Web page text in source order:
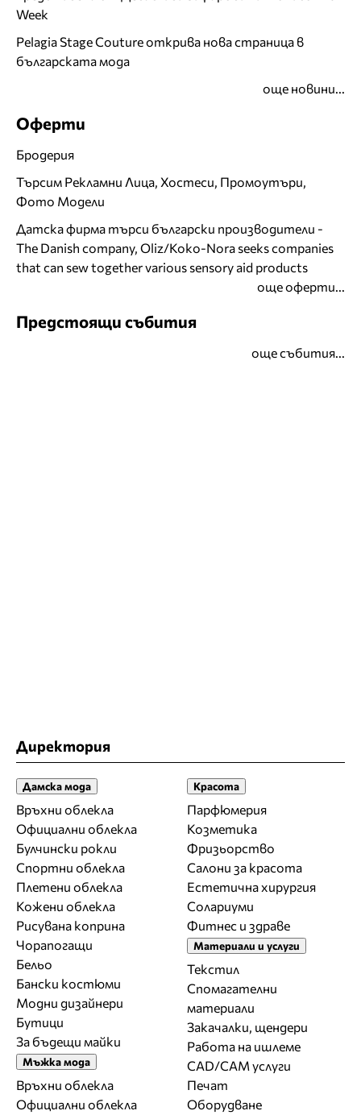
Week
Pelagia Stage Couture открива нова страница в
българската мода
още новини...
Оферти
Бродерия
Търсим Рекламни Лица, Хостеси, Промоутъри,
Фото Модели
Датска фирма търси български производители -
The Danish company, Oliz/Koko-Nora seeks companies
that can sew together various sensory aid products
още оферти...
Предстоящи събития
още събития...
Директория
Дамска мода
Връхни облекла
Официални облекла
Булчински рокли
Спортни облекла
Плетени облекла
Кожени облекла
Рисувана коприна
Чорапогащи
Бельо
Бански костюми
Модни дизайнери
Бутици
За бъдещи майки
Мъжка мода
Връхни облекла
Официални облекла
Красота
Парфюмерия
Козметика
Фризьорство
Салони за красота
Естетична хирургия
Солариуми
Фитнес и здраве
Материали и услуги
Текстил
Спомагателни
материали
Закачалки, щендери
Работа на ишлеме
CAD/CAM услуги
Печат
Оборудване